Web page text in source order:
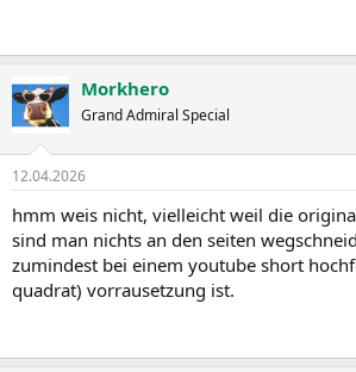
Morkhero
Grand Admiral Special
12.04.2026
hmm weis nicht, vielleicht weil die
sind man nichts an den seiten
zumindest bei einem youtube short
quadrat) vorrausetzung ist.